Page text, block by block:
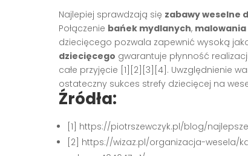
Najlepiej sprawdzają się zabawy weselne
Połączenie bańek mydlanych,
dziecięcego pozwala zapewnić wysoką
dziecięcego gwarantuje płynność
całe przyjęcie [1][2][3][4]. Uwzględnienie
ostateczny sukces strefy dziecięcej na
Źródła:
[1] https://piotrszewczyk.pl/blog/
[2] https://wizaz.pl/organizacja-